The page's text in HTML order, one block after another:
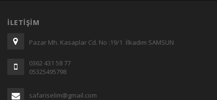
İLETIŞIM
Pazar Mh. Kasaplar Cd. No :19/1 İlkadım SAMSUN
0362 431 58 77
05325495798
safariselim@gmail.com